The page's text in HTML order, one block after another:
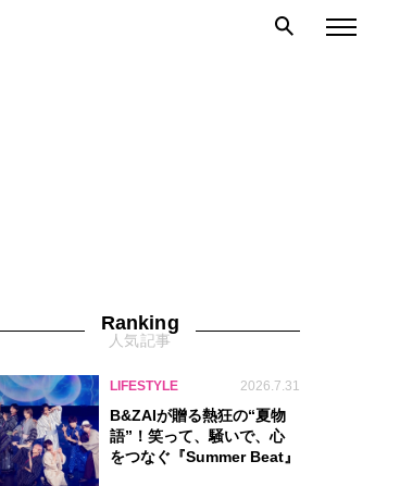
Ranking
人気記事
LIFESTYLE 2026.7.31
B&ZAIが贈る熱狂の“夏物
語”！笑って、騒いで、心
をつなぐ『Summer Beat』